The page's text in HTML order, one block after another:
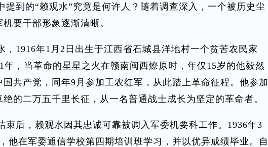
到的“赖观水”究竟是何许人？随着调查深入，一个被历史尘
要干部形象逐渐清晰。
1916年1月2日出生于江西省石城县洋地村一个贫苦农民家
年，当革命的星星之火在赣南闽西燎原时，年仅15岁的他毅然
国共产党，同年9月参加工农红军，从此踏上革命征程。他参加
绝的二万五千里长征，从一名普通战士成长为坚定的革命者。
后，赖观水因其忠诚可靠被调入军委机要科工作。1936年3
他在军委通信学校第四期培训班学习，并以优异成绩毕业。自